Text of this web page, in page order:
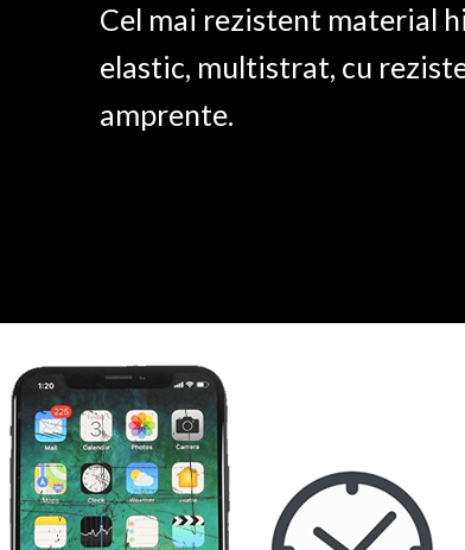
Cel mai rezistent material
elastic, multistrat, cu
amprente.